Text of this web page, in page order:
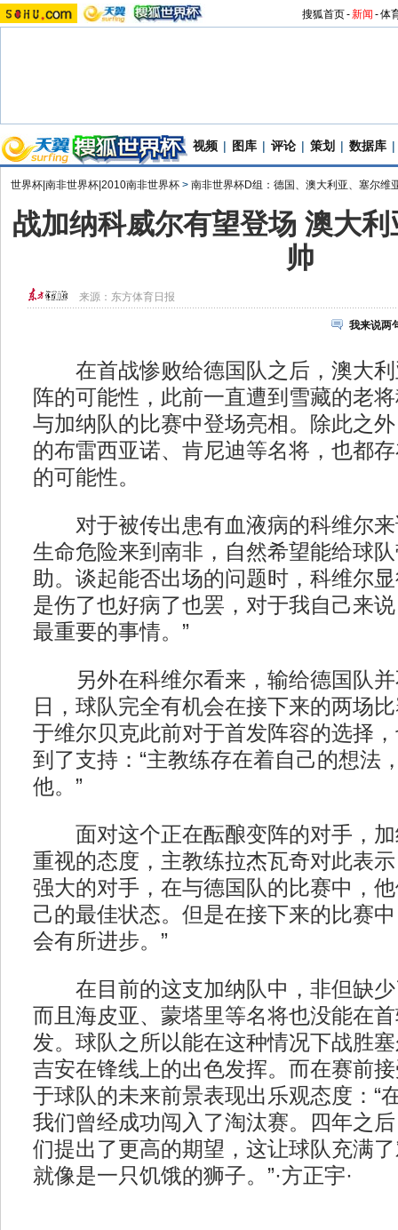
搜狐首页-新闻 -体
视频 | 图库 | 评论 | 策划 | 数据库 |
世界杯|南非世界杯|2010南非世界杯 > 南非世界杯D组：德国、澳大利亚、塞尔维
战加纳科威尔有望登场 澳大
帅
来源： 东方体育日报
我来说两
在首战惨败给德国队之后，澳大利
阵的可能性，此前一直遭到雪藏的老
与加纳队的比赛中登场亮相。除此之
的布雷西亚诺、肯尼迪等名将，也都
的可能性。
对于被传出患有血液病的科维尔来
生命危险来到南非，自然希望能给球
助。谈起能否出场的问题时，科维尔
是伤了也好病了也罢，对于我自己来
最重要的事情。”
另外在科维尔看来，输给德国队并
日，球队完全有机会在接下来的两场
于维尔贝克此前对于首发阵容的选择
到了支持：“主教练存在着自己的想法
他。”
面对这个正在酝酿变阵的对手，加
重视的态度，主教练拉杰瓦奇对此表
强大的对手，在与德国队的比赛中，
己的最佳状态。但是在接下来的比赛
会有所进步。”
在目前的这支加纳队中，非但缺少
而且海皮亚、蒙塔里等名将也没能在
发。球队之所以能在这种情况下战胜
吉安在锋线上的出色发挥。而在赛前
于球队的未来前景表现出乐观态度：“
我们曾经成功闯入了淘汰赛。四年之
们提出了更高的期望，这让球队充满
就像是一只饥饿的狮子。”·方正宇·